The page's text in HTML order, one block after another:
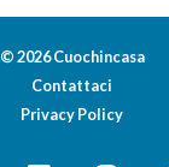
© 2026 Cuochincasa
Contattaci
Privacy Policy